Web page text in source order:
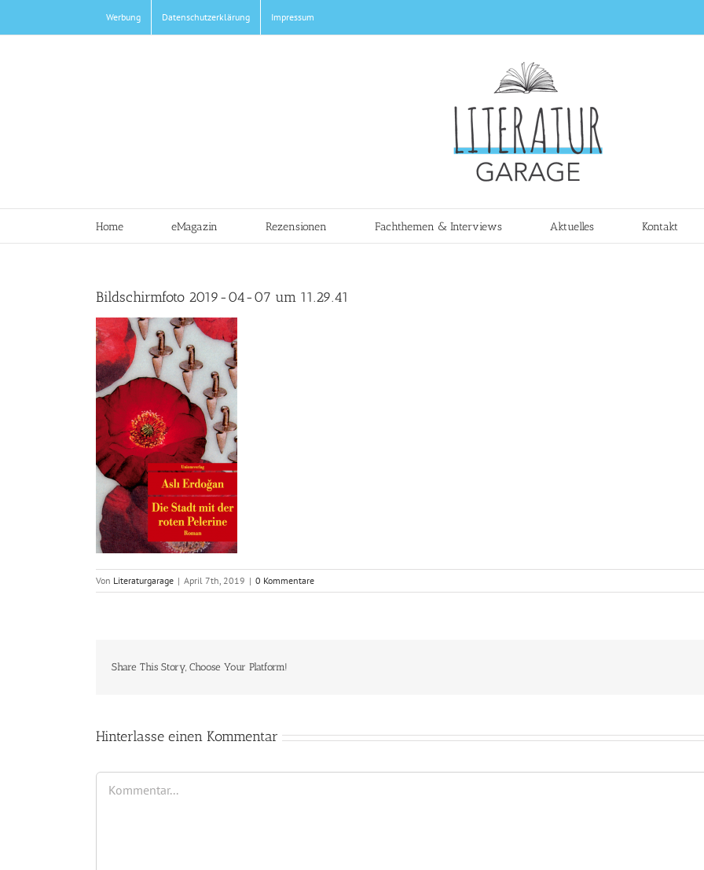
springen
Werbung Datenschutzerklärung Impressum
Home eMagazin Rezensionen Fachthemen & Interviews Aktuelles Kontakt
Bildschirmfoto 2019-04-07 um 11.29.41
Von Literaturgarage | April 7th, 2019 | 0 Kommentare
Share This Story, Choose Your Platform!
Hinterlasse einen Kommentar
Kommentar